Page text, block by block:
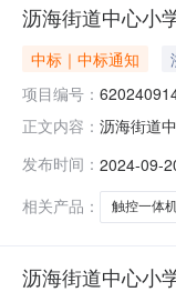
沥海街道中心小
中标｜中标通知
项目编号：
正文内容： 沥海街道
1410:19-
发布时间： 2024-09-
相关产品：
触控一体
沥海街道中心小